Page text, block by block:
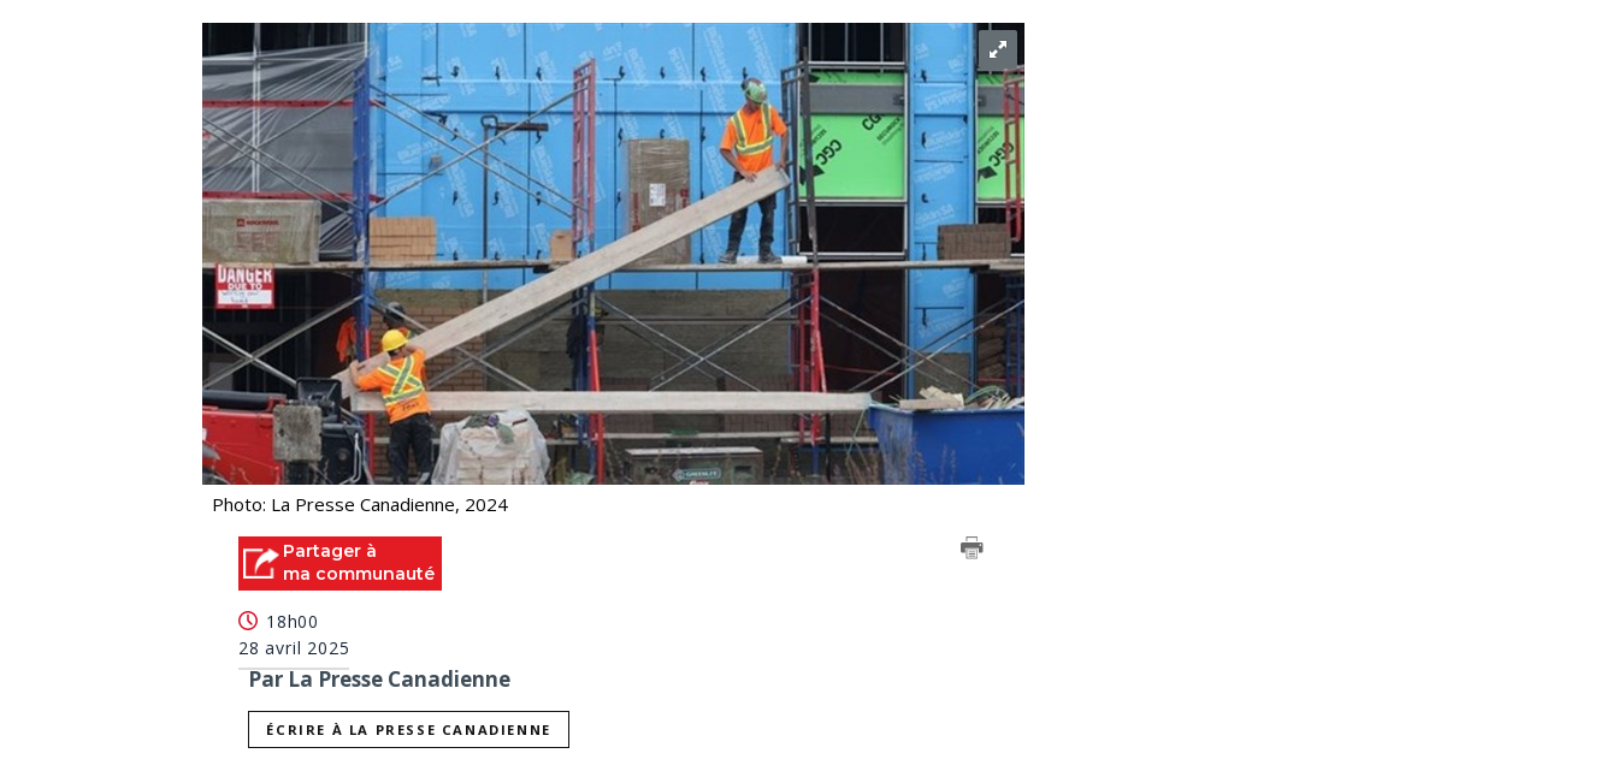
Photo: La Presse Canadienne, 2024
Partager à
ma communauté
18h00
28 avril 2025
Par La Presse Canadienne
ÉCRIRE À LA PRESSE CANADIENNE